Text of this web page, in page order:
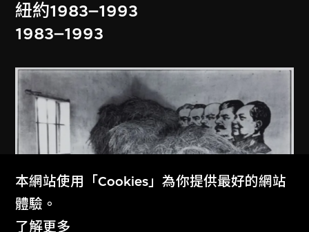
紐約1983–1993
1983–1993
本網站使用「Cookies」為你提供最好的網站
體驗。
了解更多